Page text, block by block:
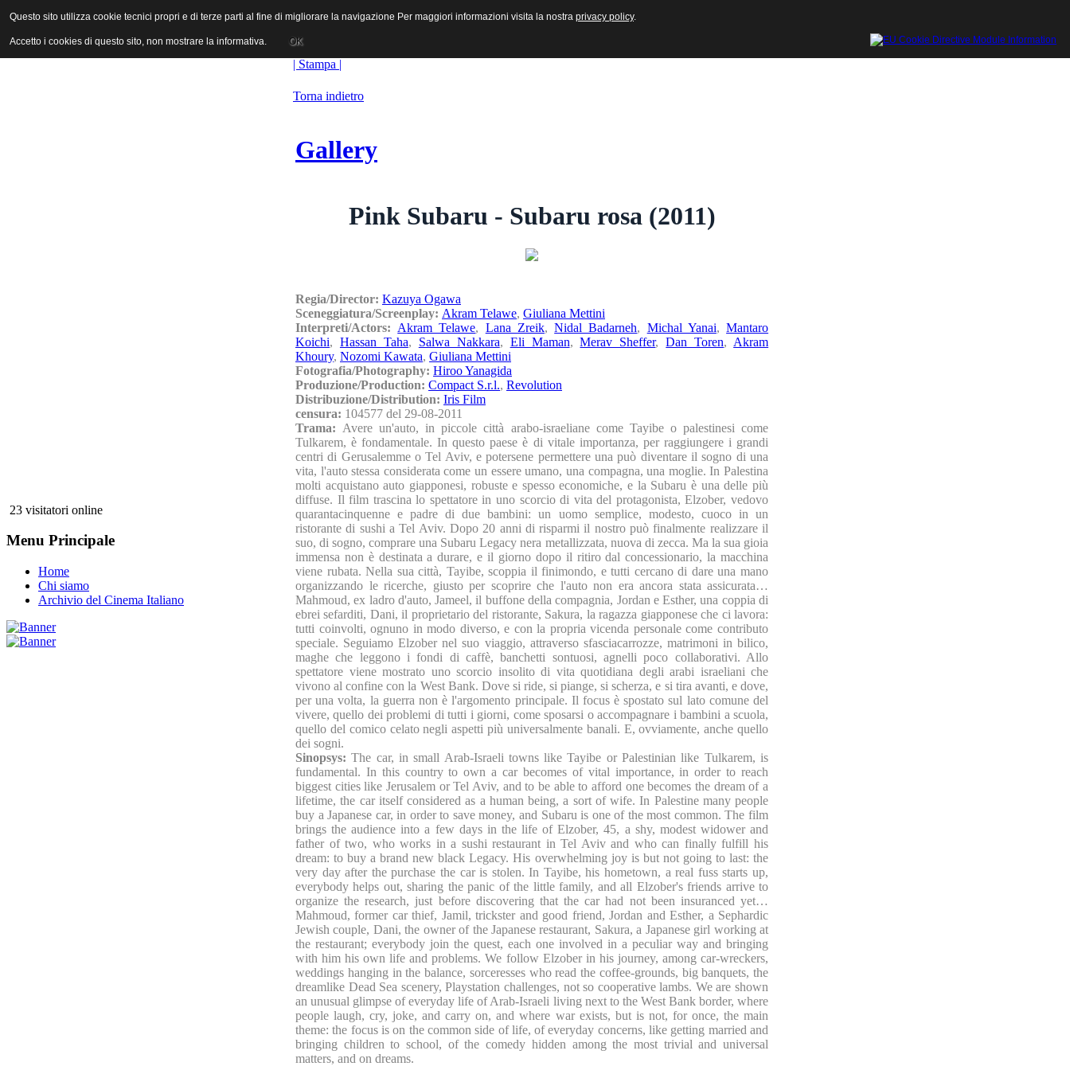
ANICA | Associazione Nazionale Industrie Cinematografiche Audiovisive e Multimediali
23 visitatori online
Menu Principale
Home
Chi siamo
Archivio del Cinema Italiano
| Stampa |
Torna indietro
Gallery
Pink Subaru - Subaru rosa (2011)
Regia/Director: Kazuya Ogawa
Sceneggiatura/Screenplay: Akram Telawe, Giuliana Mettini
Interpreti/Actors: Akram Telawe, Lana Zreik,Nidal Badarneh, Michal Yanai,Mantaro
Koichi, Hassan Taha, Salwa Nakkara, Eli Maman,Merav Sheffer,Dan Toren, Akram
Khoury, Nozomi Kawata, Giuliana Mettini
Fotografia/Photography: Hiroo Yanagida
Produzione/Production: Compact S.r.l., Revolution
Distribuzione/Distribution: Iris Film
censura: 104577 del 29-08-2011
Trama: Avere un'auto, in piccole città arabo-israeliane come Tayibe o palestinesi come
Tulkarem, è fondamentale. In questo paese è di vitale importanza, per raggiungere i grandi
centri di Gerusalemme o Tel Aviv, e potersene permettere una può diventare il sogno di una
vita, l'auto stessa considerata come un essere umano, una compagna, una moglie. In Palestina
molti acquistano auto giapponesi, robuste e spesso economiche, e la Subaru è una delle più
diffuse. Il film trascina lo spettatore in uno scorcio di vita del protagonista, Elzober, vedovo
quarantacinquenne e padre di due bambini: un uomo semplice, modesto, cuoco in un
ristorante di sushi a Tel Aviv. Dopo 20 anni di risparmi il nostro può finalmente realizzare il
suo, di sogno, comprare una Subaru Legacy nera metallizzata, nuova di zecca. Ma la sua gioia
immensa non è destinata a durare, e il giorno dopo il ritiro dal concessionario, la macchina
viene rubata. Nella sua città, Tayibe, scoppia il finimondo, e tutti cercano di dare una mano
organizzando le ricerche, giusto per scoprire che l'auto non era ancora stata assicurata…
Mahmoud, ex ladro d'auto, Jameel, il buffone della compagnia, Jordan e Esther, una coppia di
ebrei sefarditi, Dani, il proprietario del ristorante, Sakura, la ragazza giapponese che ci lavora:
tutti coinvolti, ognuno in modo diverso, e con la propria vicenda personale come contributo
speciale. Seguiamo Elzober nel suo viaggio, attraverso sfasciacarrozze, matrimoni in bilico,
maghe che leggono i fondi di caffè, banchetti sontuosi, agnelli poco collaborativi. Allo
spettatore viene mostrato uno scorcio insolito di vita quotidiana degli arabi israeliani che
vivono al confine con la West Bank. Dove si ride, si piange, si scherza, e si tira avanti, e dove,
per una volta, la guerra non è l'argomento principale. Il focus è spostato sul lato comune del
vivere, quello dei problemi di tutti i giorni, come sposarsi o accompagnare i bambini a scuola,
quello del comico celato negli aspetti più universalmente banali. E, ovviamente, anche quello
dei sogni.
Sinopsys:The car, in small Arab-Israeli towns like Tayibe or Palestinian like Tulkarem, is
fundamental. In this country to own a car becomes of vital importance, in order to reach
biggest cities like Jerusalem or Tel Aviv, and to be able to afford one becomes the dream of a
lifetime, the car itself considered as a human being, a sort of wife. In Palestine many people
buy a Japanese car, in order to save money, and Subaru is one of the most common. The film
brings the audience into a few days in the life of Elzober, 45, a shy, modest widower and
father of two, who works in a sushi restaurant in Tel Aviv and who can finally fulfill his
dream: to buy a brand new black Legacy. His overwhelming joy is but not going to last: the
very day after the purchase the car is stolen. In Tayibe, his hometown, a real fuss starts up,
everybody helps out, sharing the panic of the little family, and all Elzober's friends arrive to
organize the research, just before discovering that the car had not been insuranced yet…
Mahmoud, former car thief, Jamil, trickster and good friend, Jordan and Esther, a Sephardic
Jewish couple, Dani, the owner of the Japanese restaurant, Sakura, a Japanese girl working at
the restaurant; everybody join the quest, each one involved in a peculiar way and bringing
with him his own life and problems. We follow Elzober in his journey, among car-wreckers,
weddings hanging in the balance, sorceresses who read the coffee-grounds, big banquets, the
dreamlike Dead Sea scenery, Playstation challenges, not so cooperative lambs. We are shown
an unusual glimpse of everyday life of Arab-Israeli living next to the West Bank border, where
people laugh, cry, joke, and carry on, and where war exists, but is not, for once, the main
theme: the focus is on the common side of life, of everyday concerns, like getting married and
bringing children to school, of the comedy hidden among the most trivial and universal
matters, and on dreams.
Questo sito utilizza cookie tecnici propri e di terze parti al fine di migliorare la navigazione Per maggiori informazioni visita la nostra privacy policy.
Accetto i cookies di questo sito, non mostrare la informativa. OK
Questo sito utilizza cookie tecnici propri e di terze parti al fine di migliorare la navigazione Per maggiori informazioni visita la nostra privacy policy.
Accetto i cookies di questo sito, non mostrare la informativa. OK